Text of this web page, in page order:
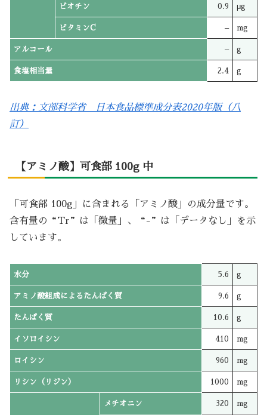
ビオチン 0.9 μg
ビタミンC – mg
アルコール – g
食塩相当量 2.4 g
出典：文部科学省 日本食品標準成分表2020年版（八
訂）
【アミノ酸】可食部 100g 中
「可食部 100g」に含まれる「アミノ酸」の成分量です。
含有量の“Tr”は「微量」、“-”は「データなし」を示
しています。
水分 5.6 g
アミノ酸組成によるたんぱく質 9.6 g
たんぱく質 10.6 g
イソロイシン 410 mg
ロイシン 960 mg
リシン（リジン） 1000 mg
メチオニン 320 mg